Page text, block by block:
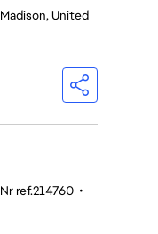
Madison, United
Nr ref.214760 •